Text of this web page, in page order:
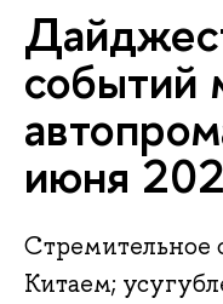
событий
июня
Стремительное
Китаем;